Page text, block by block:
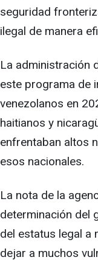
seguridad
ilegal de manera
La administración
este programa de
venezolanos en
haitianos y
enfrentaban altos
esos nacionales.
La nota de la
determinación del
del estatus legal a
dejar a muchos